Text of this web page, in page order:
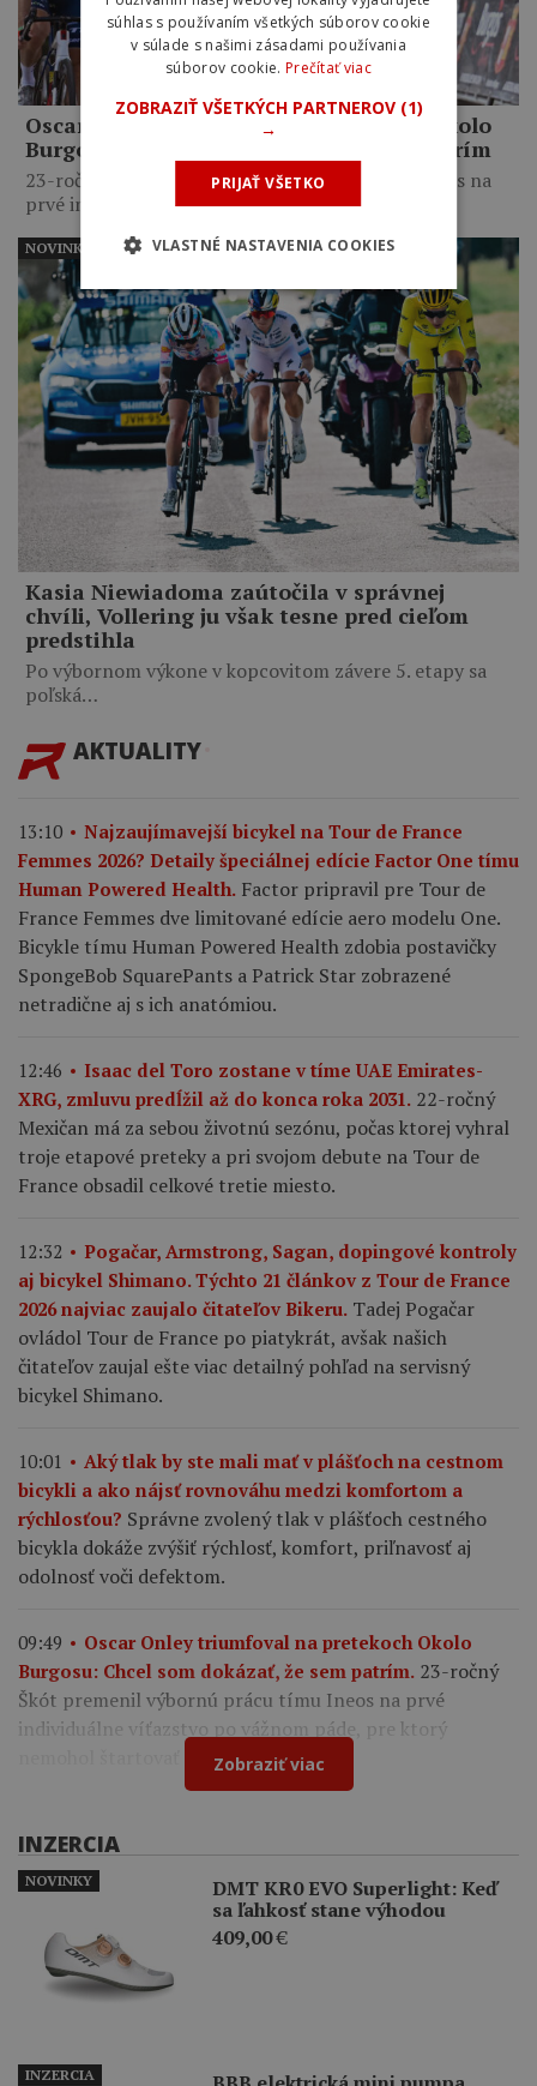
Oscar Onley triumfoval na pretekoch Okolo
Burgosu: Chcel som dokázať, že sem patrím
23-ročný Škót premenil výbornú prácu tímu Ineos na
prvé individuálne…
Kasia Niewiadoma zaútočila v správnej
chvíli, Vollering ju však tesne pred cieľom
predstihla
Po výbornom výkone v kopcovitom závere 5. etapy sa
poľská…
NOVINKY
AKTUALITY
13:10
Najzaujímavejší bicykel na Tour de France
Femmes 2026? Detaily špeciálnej edície Factor One tímu
Human Powered Health. Factor pripravil pre Tour de
France Femmes dve limitované edície aero modelu One.
Bicykle tímu Human Powered Health zdobia postavičky
SpongeBob SquarePants a Patrick Star zobrazené
netradične aj s ich anatómiou.
12:46
Isaac del Toro zostane v tíme UAE Emirates-
XRG, zmluvu predĺžil až do konca roka 2031. 22-ročný
Mexičan má za sebou životnú sezónu, počas ktorej vyhral
troje etapové preteky a pri svojom debute na Tour de
France obsadil celkové tretie miesto.
12:32
Pogačar, Armstrong, Sagan, dopingové kontroly
aj bicykel Shimano. Týchto 21 článkov z Tour de France
2026 najviac zaujalo čitateľov Bikeru. Tadej Pogačar
ovládol Tour de France po piatykrát, avšak našich
čitateľov zaujal ešte viac detailný pohľad na servisný
bicykel Shimano.
10:01
Aký tlak by ste mali mať v plášťoch na cestnom
bicykli a ako nájsť rovnováhu medzi komfortom a
rýchlosťou? Správne zvolený tlak v plášťoch cestného
bicykla dokáže zvýšiť rýchlosť, komfort, priľnavosť aj
odolnosť voči defektom.
09:49
Oscar Onley triumfoval na pretekoch Okolo
Burgosu: Chcel som dokázať, že sem patrím. 23-ročný
Škót premenil výbornú prácu tímu Ineos na prvé
individuálne víťazstvo po vážnom páde, pre ktorý
nemohol štartovať na Tour de France.
Zobraziť viac
INZERCIA
DMT KR0 EVO Superlight: Keď
sa ľahkosť stane výhodou
409,00€
NOVINKY
INZERCIA
súhlas s používaním všetkých súborov cookie
v súlade s našimi zásadami používania
súborov cookie. Prečítať viac
ZOBRAZIŤ VŠETKÝCH PARTNEROV (1)
→
PRIJAŤ VŠETKO
VLASTNÉ NASTAVENIA COOKIES